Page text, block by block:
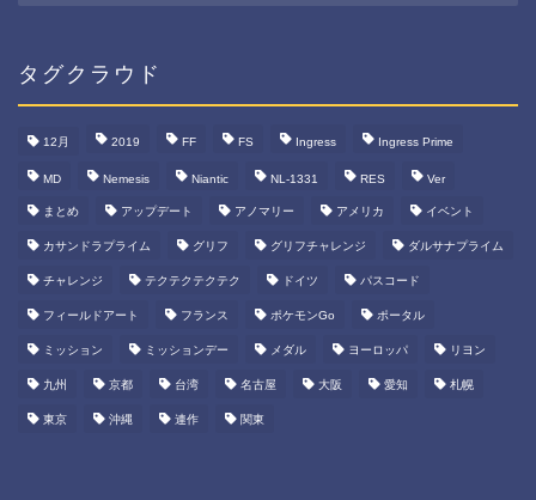
カ
タグクラウド
12月 2019 FF FS Ingress Ingress Prime
MD Nemesis Niantic NL-1331 RES Ver
まとめ アップデート アノマリー アメリカ イベント
カサンドラプライム グリフ グリフチャレンジ ダルサナプライム
チャレンジ テクテクテクテク ドイツ パスコード
フィールドアート フランス ポケモンGo ポータル
ミッション ミッションデー メダル ヨーロッパ リヨン
九州 京都 台湾 名古屋 大阪 愛知 札幌
東京 沖縄 連作 関東